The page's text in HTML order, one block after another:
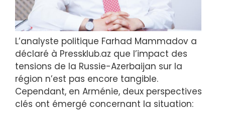
L’analyste politique Farhad Mammadov a
déclaré à Pressklub.az que l’impact des
tensions de la Russie-Azerbaijan sur la
région n’est pas encore tangible.
Cependant, en Arménie, deux perspectives
clés ont émergé concernant la situation: